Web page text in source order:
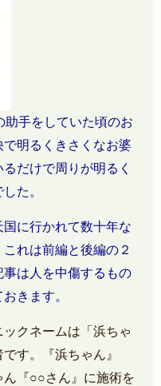
助手をしていた頃のお
明るくきさくなお婆
だけで周りが明るく
た。
に行かれて数十年な
これは前編と後編の２
は人を中傷するもの
きます。
クネームは「浜ちゃ
す。『浜ちゃん』
『○○さん』に施術を